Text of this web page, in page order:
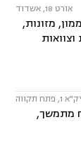
אורט 18, אשדוד
מזונות,
1, פתח תקווה
מתמשך,